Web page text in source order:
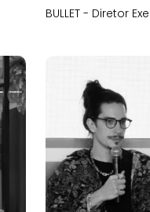
BULLET - Diretor